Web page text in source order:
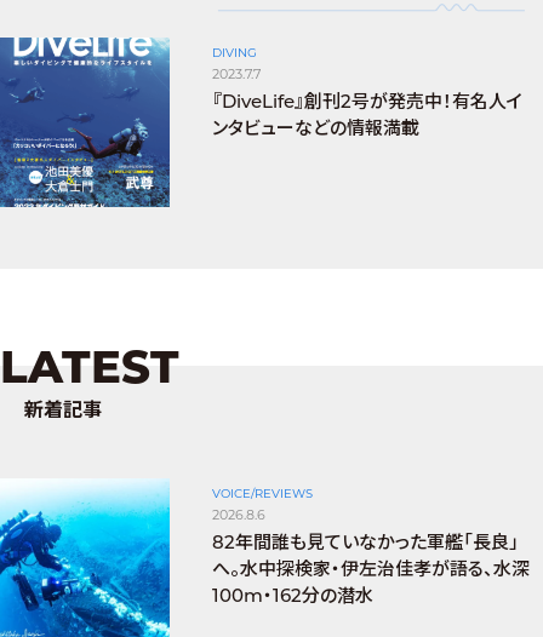
DIVING
2023.7.7
『DiveLife』創刊2号が発売中！有名人イ
ンタビューなどの情報満載
LATEST
新着記事
VOICE/REVIEWS
2026.8.6
82年間誰も見ていなかった軍艦「長良」
へ。水中探検家・伊左治佳孝が語る、水深
100m・162分の潜水